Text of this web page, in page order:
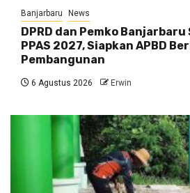
Banjarbaru News
DPRD dan Pemko Banjarbaru
PPAS 2027, Siapkan APBD
Pembangunan
6 Agustus 2026 Erwin